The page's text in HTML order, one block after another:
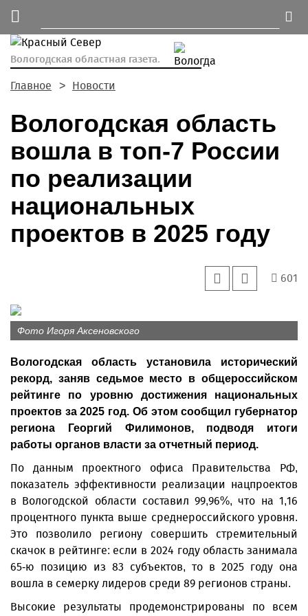
Вологодская областная газета.
Главное Новости
Вологодская область
вошла в топ-7 России
по реализации
национальных
проектов в 2025 году
601
Фото Игоря Аксеновского
Вологодская область установила исторический
рекорд, заняв седьмое место в общероссийском
рейтинге по уровню достижения национальных
проектов за 2025 год. Об этом сообщил губернатор
региона Георгий Филимонов, подводя итоги
работы органов власти за отчетный период.
По данным проектного офиса Правительства РФ,
показатель эффективности реализации нацпроектов
в Вологодской области составил 99,96%, что на 1,16
процентного пункта выше среднероссийского уровня.
Это позволило региону совершить стремительный
скачок в рейтинге: если в 2024 году область занимала
65-ю позицию из 83 субъектов, то в 2025 году она
вошла в семерку лидеров среди 89 регионов страны.
Высокие результаты продемонстрированы по всем